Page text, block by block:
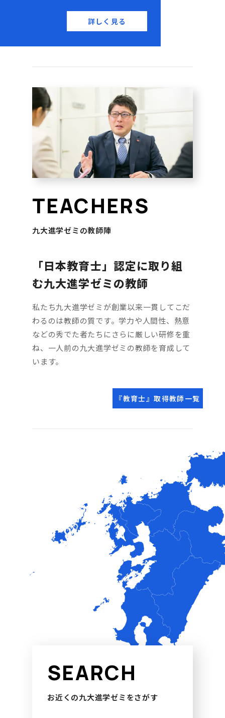
詳しく見る
九大進学ゼミの教師陣
「日本教育士」認定に取り組
む九大進学ゼミの教師
私たち九大進学ゼミが創業以来一貫してこだ
わるのは教師の質です。学力や人間性、熱意
などの秀でた者たちにさらに厳しい研修を重
ね、一人前の九大進学ゼミの教師を育成して
います。
『教育士』取得教師一覧
お近くの九大進学ゼミをさがす